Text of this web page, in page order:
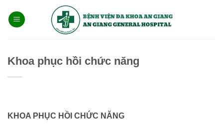
qua
Khoa phục hồi chức năng
KHOA PHỤC HỒI CHỨC NĂNG